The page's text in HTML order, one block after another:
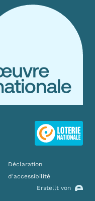
Déclaration
d'accessibilité
Erstellt von